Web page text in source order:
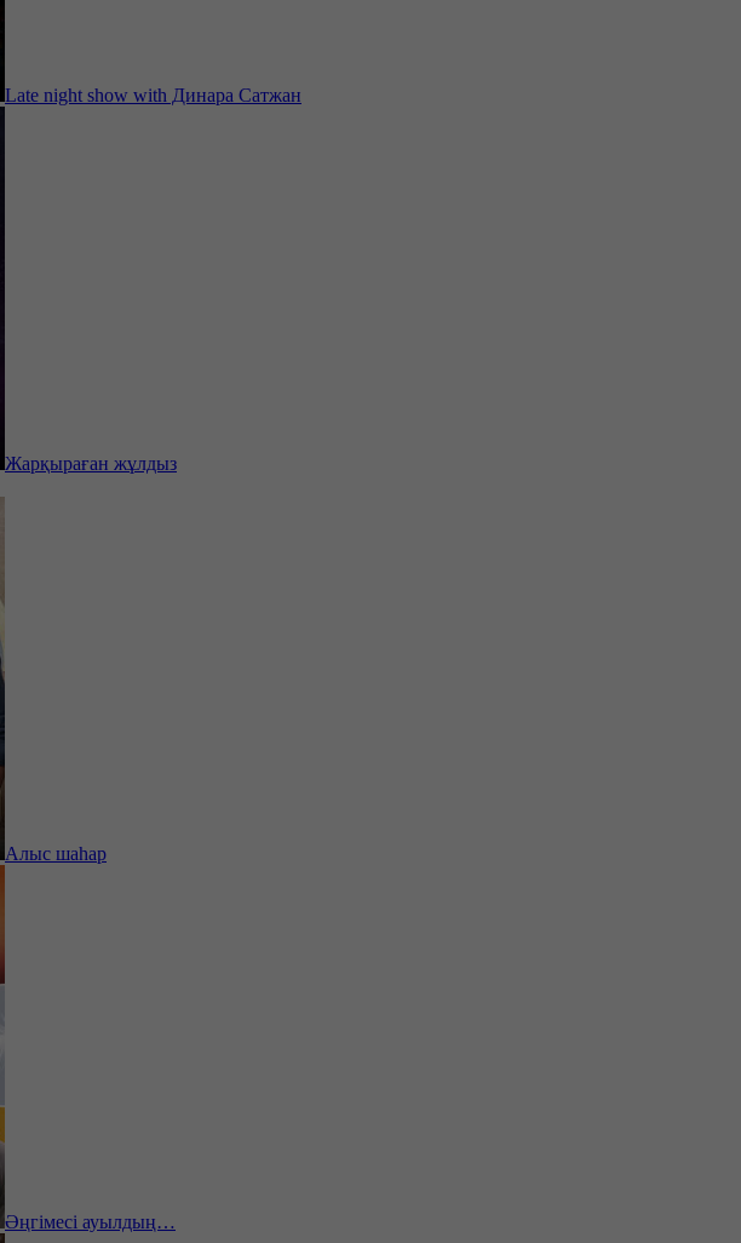
Late night show with Динара Сатжан
Жарқыраған жұлдыз
Алыс шаһар
Әңгімесі ауылдың…